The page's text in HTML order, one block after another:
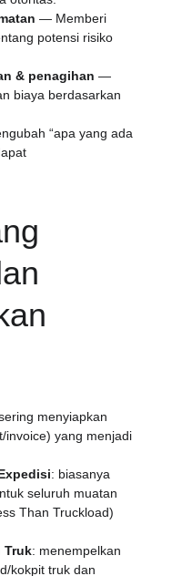
— Memberi
potensi risiko
& penagihan —
biaya berdasarkan
“apa yang ada
menyiapkan
invoice) yang menjadi
: biasanya
seluruh muatan
Than Truckload)
Truk: menempelkan
kokpit truk dan